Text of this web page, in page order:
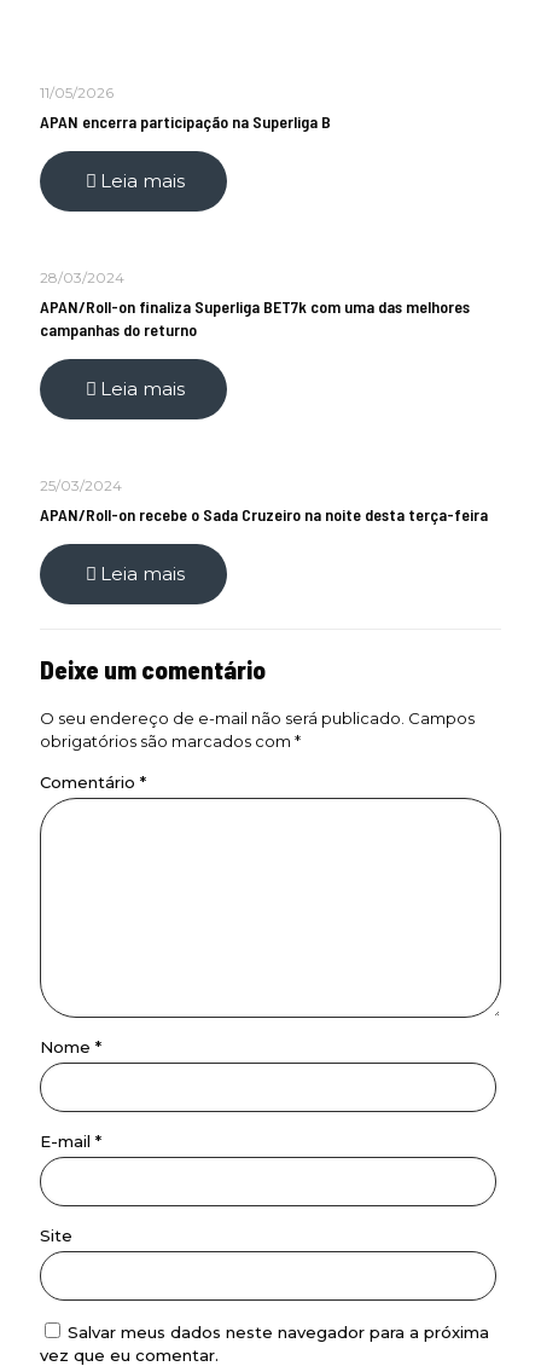
11/05/2026
APAN encerra participação na Superliga B
Leia mais
28/03/2024
APAN/Roll-on finaliza Superliga BET7k com uma das melhores
campanhas do returno
Leia mais
25/03/2024
APAN/Roll-on recebe o Sada Cruzeiro na noite desta terça-feira
Leia mais
Deixe um comentário
O seu endereço de e-mail não será publicado. Campos
obrigatórios são marcados com *
Comentário *
Nome *
E-mail *
Site
Salvar meus dados neste navegador para a próxima
vez que eu comentar.